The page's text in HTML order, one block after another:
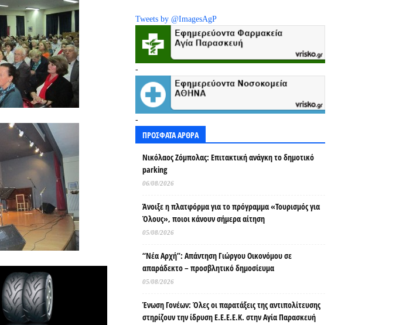
Tweets by @ImagesAgP
-
-
ΠΡΟΣΦΑΤΑ ΑΡΘΡΑ
Νικόλαος Ζόμπολας: Επιτακτική ανάγκη το δημοτικό
parking
06/08/2026
Άνοιξε η πλατφόρμα για το πρόγραμμα «Τουρισμός για
Όλους», ποιοι κάνουν σήμερα αίτηση
05/08/2026
“Νέα Αρχή”: Απάντηση Γιώργου Οικονόμου σε
απαράδεκτο – προσβλητικό δημοσίευμα
05/08/2026
Ένωση Γονέων: Όλες οι παρατάξεις της αντιπολίτευσης
στηρίζουν την ίδρυση Ε.Ε.Ε.Ε.Κ. στην Αγία Παρασκευή